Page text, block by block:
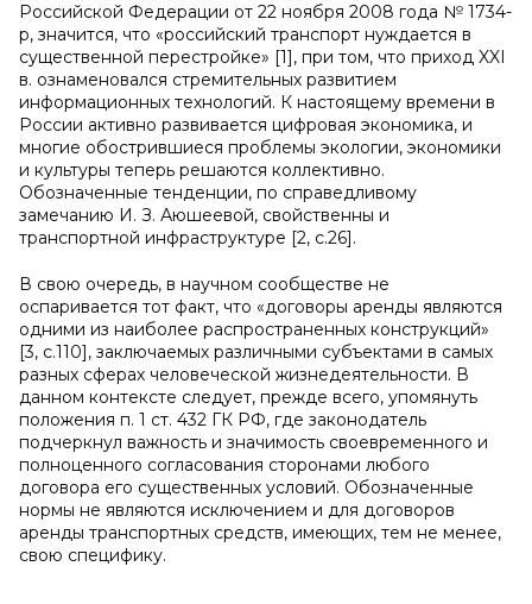
Российской Федерации от 22 ноября 2008 года № 1734-
р, значится, что «российский транспорт нуждается в
существенной перестройке» [1], при том, что приход XXI
в. ознаменовался стремительных развитием
информационных технологий. К настоящему времени в
России активно развивается цифровая экономика, и
многие обострившиеся проблемы экологии, экономики
и культуры теперь решаются коллективно.
Обозначенные тенденции, по справедливому
замечанию И. З. Аюшеевой, свойственны и
транспортной инфраструктуре [2, с.26].
В свою очередь, в научном сообществе не
оспаривается тот факт, что «договоры аренды являются
одними из наиболее распространенных конструкций»
[3, с.110], заключаемых различными субъектами в самых
разных сферах человеческой жизнедеятельности. В
данном контексте следует, прежде всего, упомянуть
положения п. 1 ст. 432 ГК РФ, где законодатель
подчеркнул важность и значимость своевременного и
полноценного согласования сторонами любого
договора его существенных условий. Обозначенные
нормы не являются исключением и для договоров
аренды транспортных средств, имеющих, тем не менее,
свою специфику.